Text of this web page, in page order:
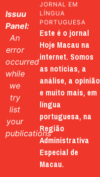
Issuu
Panel:
An
error
occurred
while
we
try
list
your
publications
JORNAL EM
LÍNGUA
PORTUGUESA
Este é o jornal
Hoje Macau na
internet. Somos
as notícias, a
análise, a opinião
e muito mais, em
língua
portuguesa, na
Região
Administrativa
Especial de
Macau.